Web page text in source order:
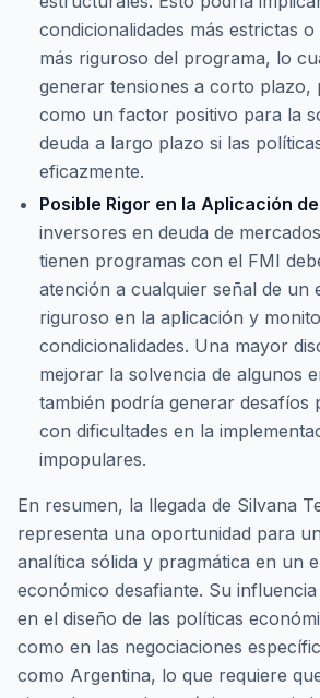
condicionalidades más estrictas
más riguroso del programa, lo
generar tensiones a corto plazo,
como un factor positivo para la
deuda a largo plazo si las
eficazmente.
Posible Rigor en la Aplicación
inversores en deuda de
tienen programas con el FMI
atención a cualquier señal de un
riguroso en la aplicación y
condicionalidades. Una mayor
mejorar la solvencia de algunos
también podría generar desafíos
con dificultades en la
impopulares.
En resumen, la llegada de Silvana
representa una oportunidad para
analítica sólida y pragmática en un
económico desafiante. Su
en el diseño de las políticas
como en las negociaciones
como Argentina, lo que requiere